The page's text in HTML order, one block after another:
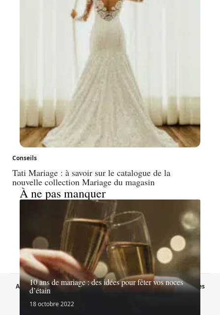
Conseils
Tati Mariage : à savoir sur le catalogue de la
nouvelle collection Mariage du magasin
À ne pas manquer
10 ans de mariage : des idées pour fêter vos noces
d’étain
18 octobre 2022
A propos Contact Proposer un article
Mentions légales